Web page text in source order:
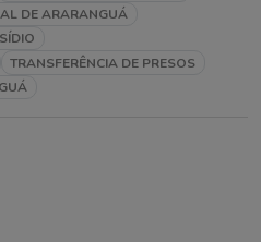
DE ARARANGUÁ
TRANSFERÊNCIA DE PRESOS